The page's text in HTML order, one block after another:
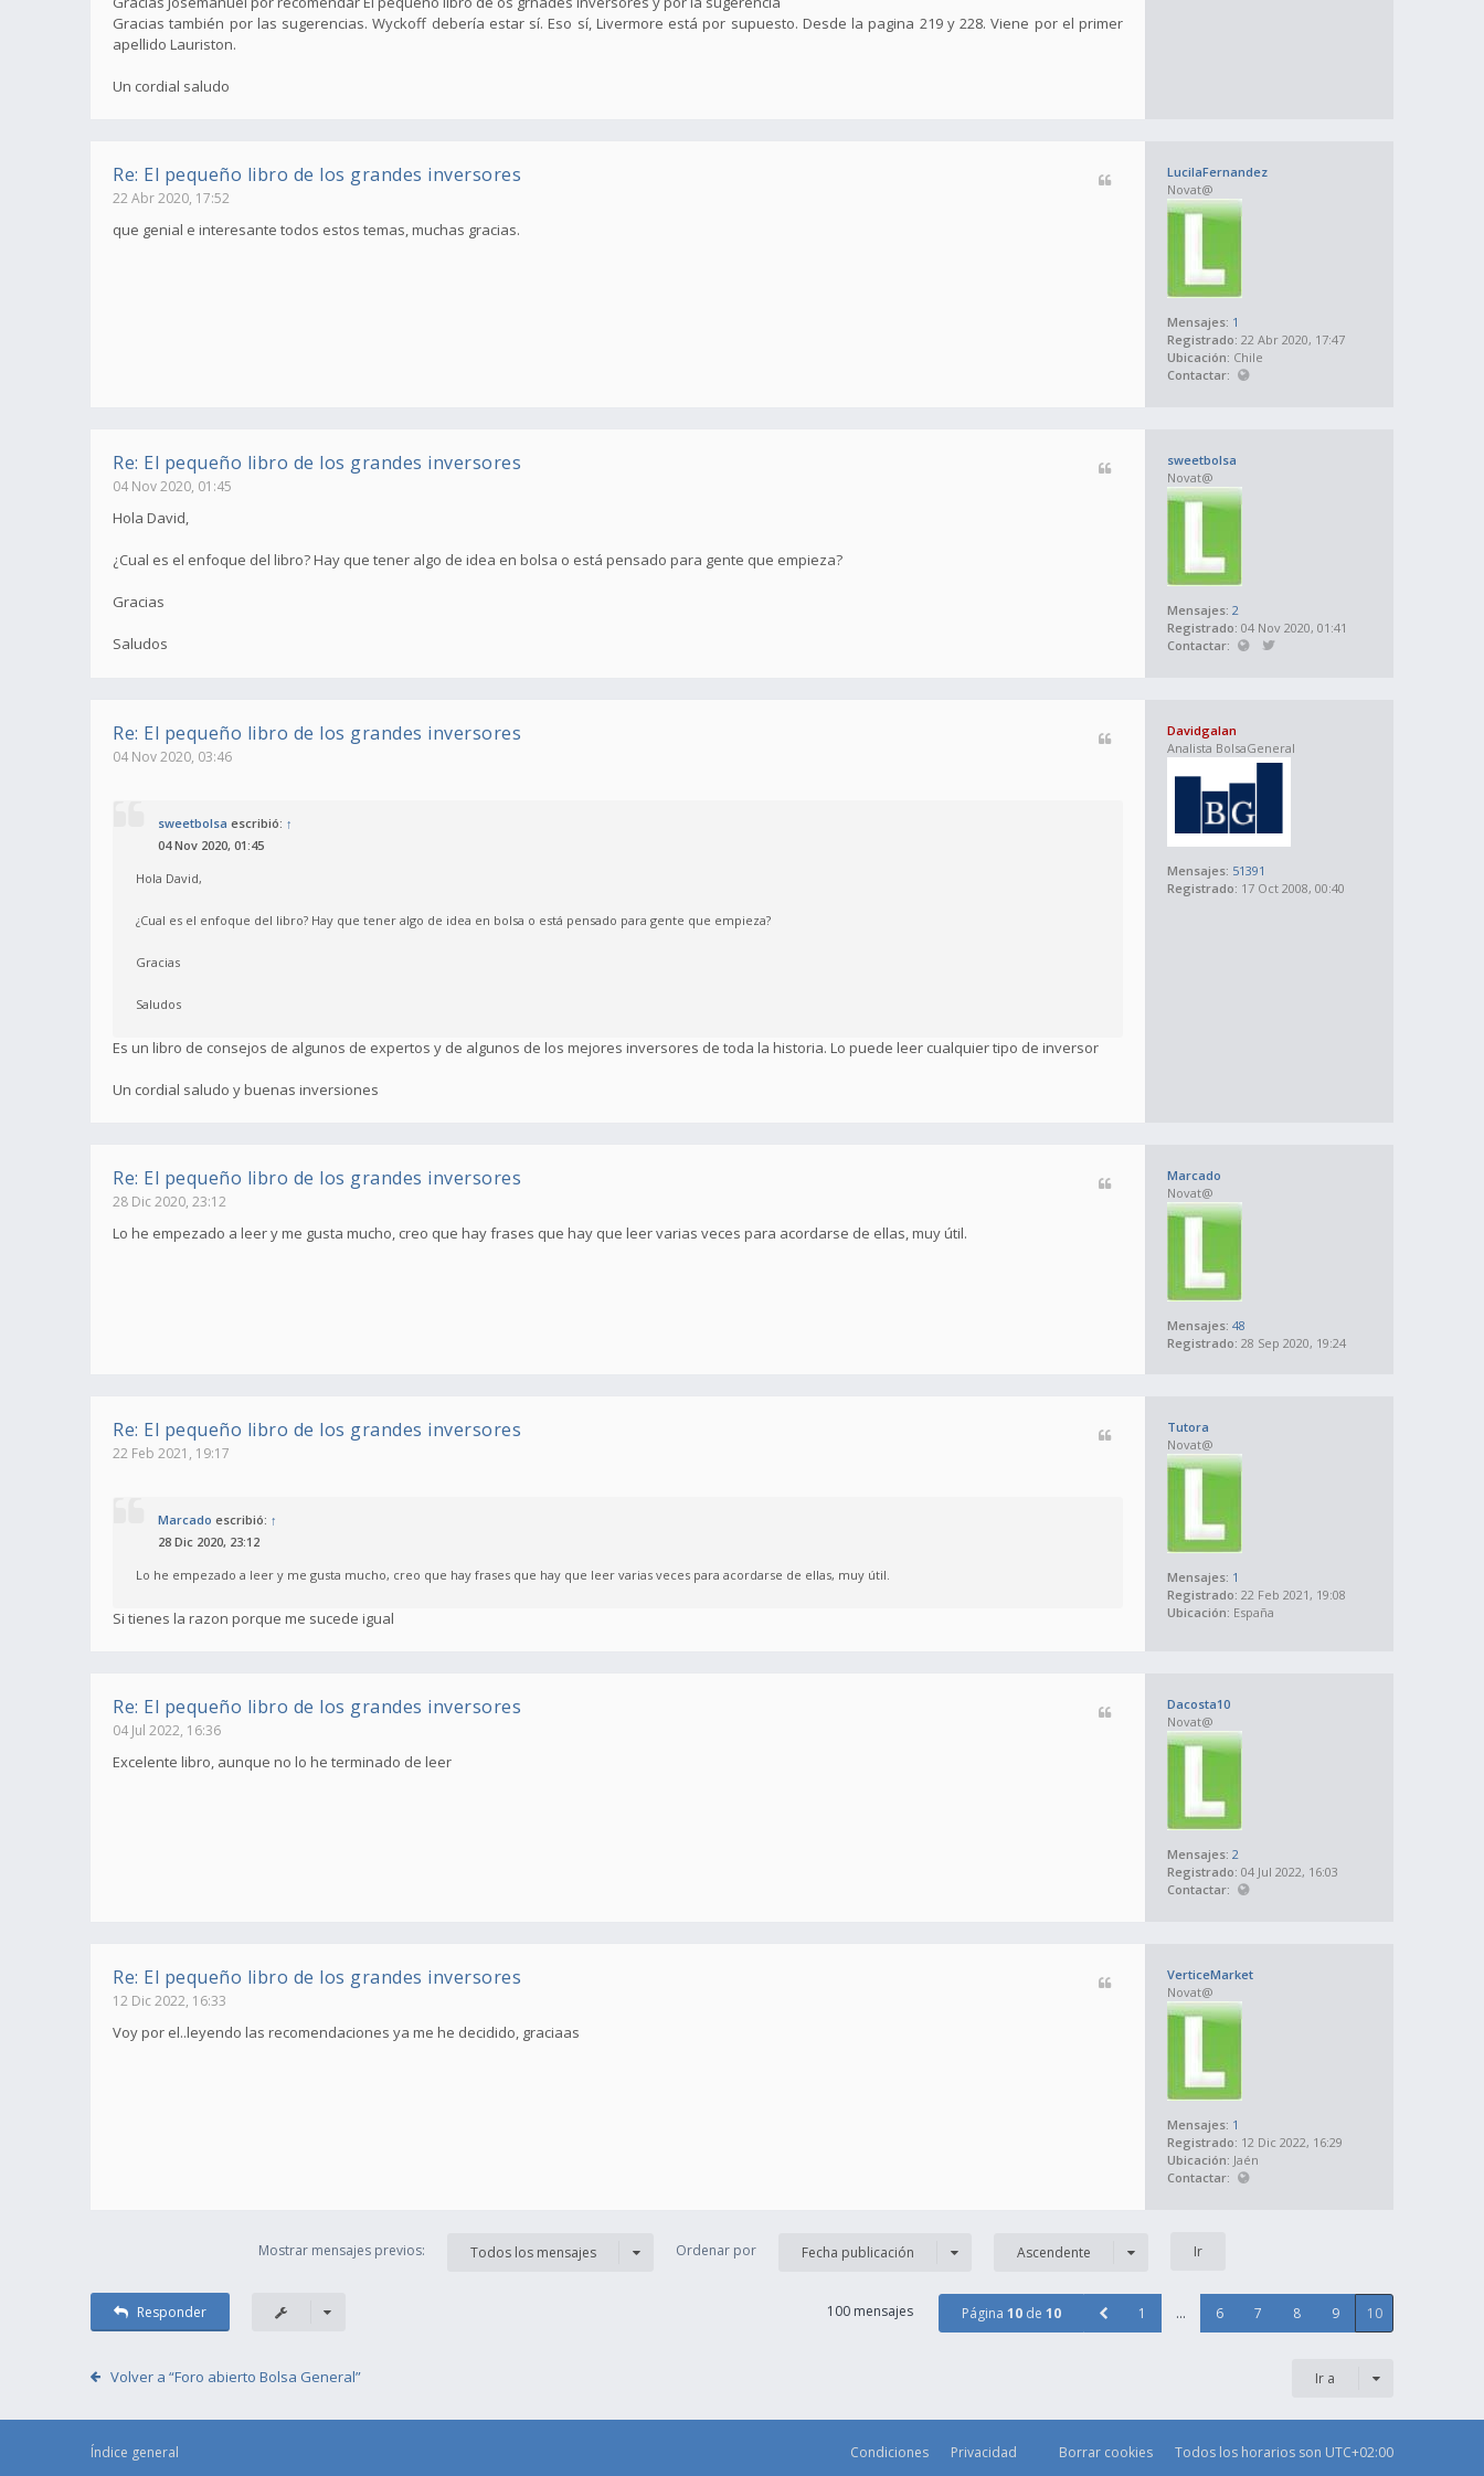
Gracias también por las sugerencias. Wyckoff debería estar sí. Eso sí, Livermore está por supuesto. Desde la pagina 219 y 228. Viene por el primer
apellido Lauriston.
Un cordial saludo
LucilaFernandez
Novat@
Mensajes: 1
Registrado: 22 Abr 2020, 17:47
Ubicación: Chile
Contactar:
Re: El pequeño libro de los grandes inversores
22 Abr 2020, 17:52
que genial e interesante todos estos temas, muchas gracias.
sweetbolsa
Novat@
Mensajes: 2
Registrado: 04 Nov 2020, 01:41
Contactar:
Re: El pequeño libro de los grandes inversores
04 Nov 2020, 01:45
Hola David,
¿Cual es el enfoque del libro? Hay que tener algo de idea en bolsa o está pensado para gente que empieza?
Gracias
Saludos
Davidgalan
Analista BolsaGeneral
Mensajes: 51391
Registrado: 17 Oct 2008, 00:40
Re: El pequeño libro de los grandes inversores
04 Nov 2020, 03:46
sweetbolsa escribió: ↑
04 Nov 2020, 01:45
Hola David,
¿Cual es el enfoque del libro? Hay que tener algo de idea en bolsa o está pensado para gente que empieza?
Gracias
Saludos
Es un libro de consejos de algunos de expertos y de algunos de los mejores inversores de toda la historia. Lo puede leer cualquier tipo de inversor
Un cordial saludo y buenas inversiones
Marcado
Novat@
Mensajes: 48
Registrado: 28 Sep 2020, 19:24
Re: El pequeño libro de los grandes inversores
28 Dic 2020, 23:12
Lo he empezado a leer y me gusta mucho, creo que hay frases que hay que leer varias veces para acordarse de ellas, muy útil.
Tutora
Novat@
Mensajes: 1
Registrado: 22 Feb 2021, 19:08
Ubicación: España
Re: El pequeño libro de los grandes inversores
22 Feb 2021, 19:17
Marcado escribió: ↑
28 Dic 2020, 23:12
Lo he empezado a leer y me gusta mucho, creo que hay frases que hay que leer varias veces para acordarse de ellas, muy útil.
Si tienes la razon porque me sucede igual
Dacosta10
Novat@
Mensajes: 2
Registrado: 04 Jul 2022, 16:03
Contactar:
Re: El pequeño libro de los grandes inversores
04 Jul 2022, 16:36
Excelente libro, aunque no lo he terminado de leer
VerticeMarket
Novat@
Mensajes: 1
Registrado: 12 Dic 2022, 16:29
Ubicación: Jaén
Contactar:
Re: El pequeño libro de los grandes inversores
12 Dic 2022, 16:33
Voy por el..leyendo las recomendaciones ya me he decidido, graciaas
Mostrar mensajes previos: Todos los mensajes Ordenar por Fecha publicación Ascendente
Responder 100 mensajes Página 10 de 10 1 … 6 7 8 9 10
Volver a “Foro abierto Bolsa General” Ir a
Índice general Todos los horarios son UTC+02:00
Borrar cookies
Privacidad
Condiciones